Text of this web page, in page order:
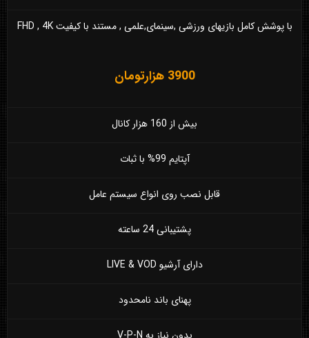
با پوشش کامل بازیهای ورزشی ,سینمای,علمی , مستند با کیفیت FHD , 4K
3900 هزارتومان
بیش از 160 هزار کانال
آپتایم 99% با ثبات
قابل نصب روی انواع سیستم عامل
پشتیبانی 24 ساعته
دارای آرشیو LIVE & VOD
پهنای باند نامحدود